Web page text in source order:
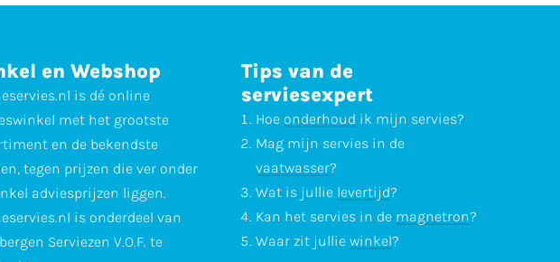
en Webshop
is dé online
met het grootste
en de bekendste
tegen prijzen die ver onder
adviesprijzen liggen.
is onderdeel van
Serviezen V.O.F. te
Tips van de
serviesexpert
Hoe onderhoud ik mijn servies?
Mag mijn servies in de
vaatwasser?
Wat is jullie levertijd?
Kan het servies in de magnetron?
Waar zit jullie winkel?